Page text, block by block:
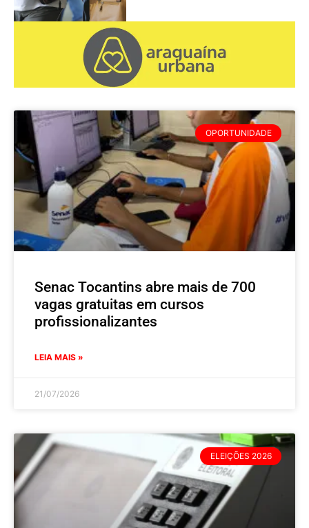
OPORTUNIDADE
Senac Tocantins abre mais de 700
vagas gratuitas em cursos
profissionalizantes
LEIA MAIS »
21/07/2026
ELEIÇÕES 2026